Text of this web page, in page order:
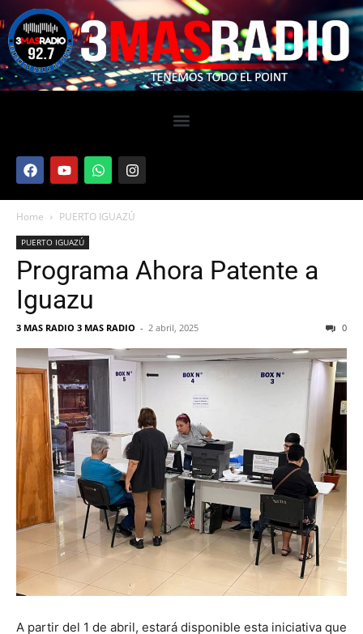
Home PUERTO IGUAZÚ
PUERTO IGUAZÚ
Programa Ahora Patente a
Iguazu
3 MAS RADIO 3 MAS RADIO - 2 abril, 2025 0
A partir del 1 de abril, estará disponible esta iniciativa que